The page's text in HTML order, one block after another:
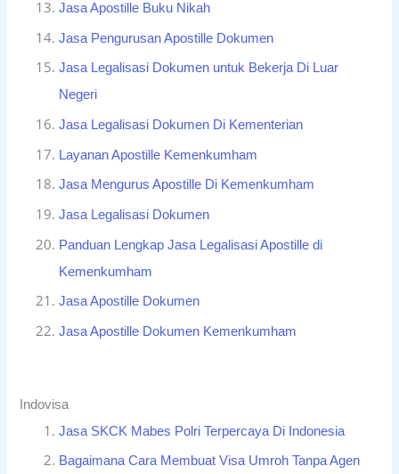
Jasa Apostille Buku Nikah
Jasa Pengurusan Apostille Dokumen
Jasa Legalisasi Dokumen untuk Bekerja Di Luar
Negeri
Jasa Legalisasi Dokumen Di Kementerian
Layanan Apostille Kemenkumham
Jasa Mengurus Apostille Di Kemenkumham
Jasa Legalisasi Dokumen
Panduan Lengkap Jasa Legalisasi Apostille di
Kemenkumham
Jasa Apostille Dokumen
Jasa Apostille Dokumen Kemenkumham
Indovisa
Jasa SKCK Mabes Polri Terpercaya Di Indonesia
Bagaimana Cara Membuat Visa Umroh Tanpa Agen